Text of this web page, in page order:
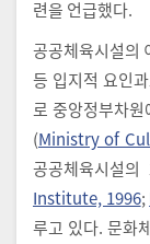
련을 언급했다.
공공체육시설의
등 입지적 요인
로 중앙정부차
(Ministry of
공공체육시설
Institute, 1996;
루고 있다. 문화